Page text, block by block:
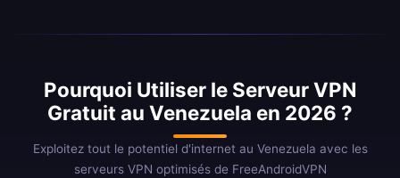
Pourquoi Utiliser le Serveur VPN
Gratuit au Venezuela en 2026 ?
Exploitez tout le potentiel d'internet au Venezuela avec les
serveurs VPN optimisés de FreeAndroidVPN